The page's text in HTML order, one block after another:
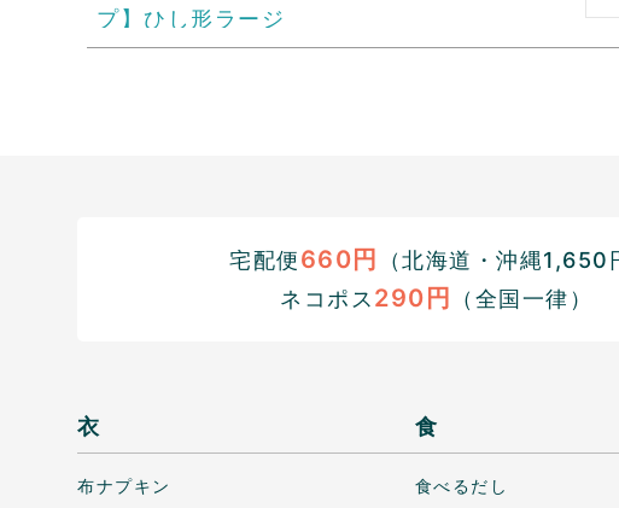
プ】ひし形ラージ
宅配便660円
（北海道・沖縄1,650
ネコポス290円 （全国一律）
衣
布ナプキン
食
食べるだし